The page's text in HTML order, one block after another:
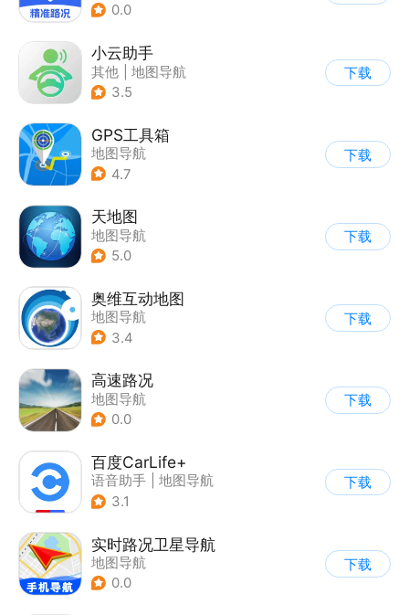
0.0
小云助手
其他
地图导航
3.5
下载
GPS工具箱
地图导航
4.7
下载
天地图
地图导航
5.0
下载
奥维互动地图
地图导航
3.4
下载
高速路况
地图导航
0.0
下载
百度CarLife+
语音助手
地图导航
3.1
下载
实时路况卫星导航
地图导航
0.0
下载